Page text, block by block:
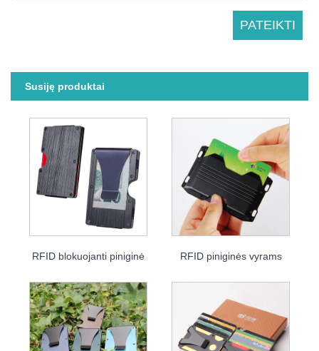
Susiję produktai
RFID blokuojanti piniginė RFID piniginės vyrams